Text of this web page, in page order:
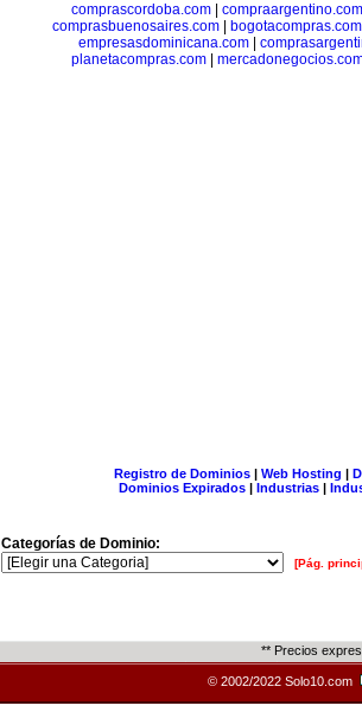
comprascordoba.com
compraargentino.com
comprasbuenosaires.com
bogotacompras.com
empresasdominicana.com|
planetacompras.com
Registro de Dominios| Web Hosting |
Dominios Expirados | Industrias |
Categorías de Dominio:
[Pág.
** Precios
© 2002/2022 Solo10.com